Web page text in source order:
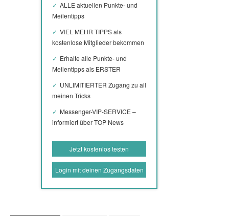
ALLE aktuellen Punkte- und
Meilentipps
VIEL MEHR TIPPS als
kostenlose Mitglieder bekommen
Erhalte alle Punkte- und
Meilentipps als ERSTER
UNLIMITIERTER Zugang zu all
meinen Tricks
Messenger-VIP-SERVICE –
informiert über TOP News
Jetzt kostenlos testen
Login mit deinen Zugangsdaten